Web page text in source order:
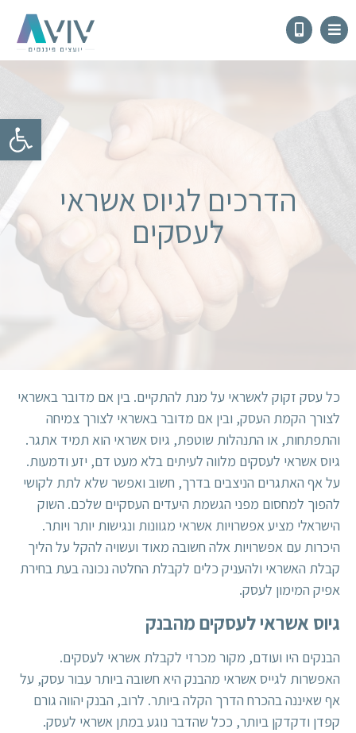
הדרכים לגיוס אשראי
לעסקים
כל עסק זקוק לאשראי על מנת להתקיים. בין אם מדובר באשראי
לצורך הקמת העסק, ובין אם מדובר באשראי לצורך צמיחה
והתפתחות, או התנהלות שוטפת, גיוס אשראי הוא תמיד אתגר.
גיוס אשראי לעסקים מלווה לעיתים בלא מעט דם, יזע ודמעות.
על אף האתגרים הניצבים בדרך, חשוב ואפשר שלא לתת לקושי
להפוך למחסום מפני הגשמת היעדים העסקיים שלכם. השוק
הישראלי מציע אפשרויות אשראי מגוונות ונגישות יותר ויותר.
היכרות עם אפשרויות אלה חשובה מאוד ועשויה להקל על הליך
קבלת האשראי ולהעניק כלים לקבלת החלטה נכונה בעת בחירת
אפיק המימון לעסק.
גיוס אשראי לעסקים מהבנק
הבנקים היו ועודם, מקור מכרזי לקבלת אשראי לעסקים.
האפשרות לגייס אשראי מהבנק היא חשובה ביותר עבור עסק, על
אף שאיננה בהכרח הדרך הקלה ביותר. לרוב, הבנק יהווה גורם
קפדן ודקדקן ביותר, ככל שהדבר נוגע במתן אשראי לעסק.